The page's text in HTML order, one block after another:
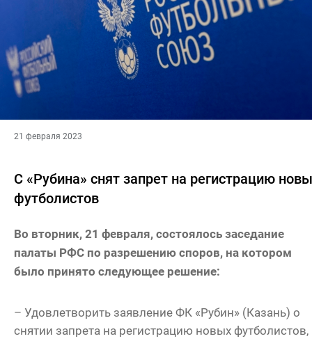
21 февраля 2023
С «Рубина» снят запрет на регистрацию
футболистов
Во вторник, 21 февраля, состоялось заседание
палаты РФС по разрешению споров, на котором
было принято следующее решение:
– Удовлетворить заявление ФК «Рубин» (Казань) о
снятии запрета на регистрацию новых футболистов,